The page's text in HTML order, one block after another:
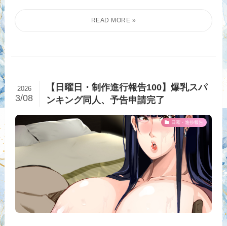
【日曜日・制作進行報告100】爆乳スパ
ンキング同人、予告申請完了
2026
3/08
日曜・進捗報告